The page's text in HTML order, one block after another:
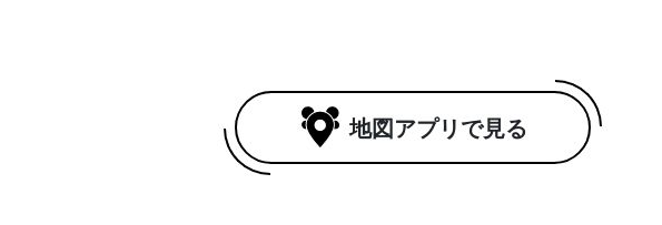
地図アプリで見る